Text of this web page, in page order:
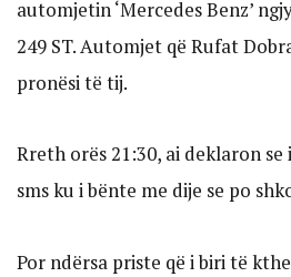
automjetin ‘Mercedes Benz’
249 ST. Automjet që Rufat
pronësi të tij.
Rreth orës 21:30, ai deklaron
sms ku i bënte me dije se po
Por ndërsa priste që i biri të